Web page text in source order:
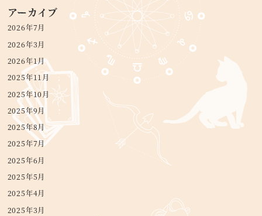
アーカイブ
2026年7月
2026年3月
2026年1月
2025年11月
2025年10月
2025年9月
2025年8月
2025年7月
2025年6月
2025年5月
2025年4月
2025年3月